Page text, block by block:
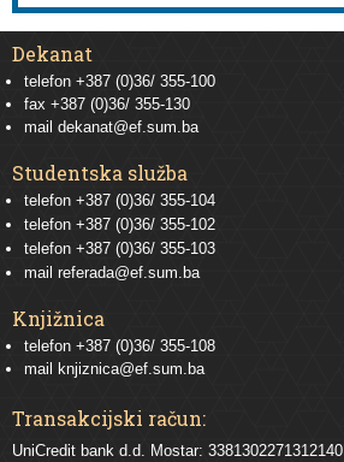
Dekanat
telefon +387 (0)36/ 355-100
fax +387 (0)36/ 355-130
mail dekanat@ef.sum.ba
Studentska služba
telefon +387 (0)36/ 355-104
telefon +387 (0)36/ 355-102
telefon +387 (0)36/ 355-103
mail referada@ef.sum.ba
Knjižnica
telefon +387 (0)36/ 355-108
mail
knjiznica@ef.sum.ba
Transakcijski račun:
UniCredit bank d.d. Mostar: 3381302271312140